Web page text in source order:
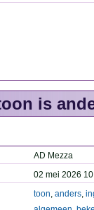
is
AD Mezza
02 mei 2026
toon, anders,